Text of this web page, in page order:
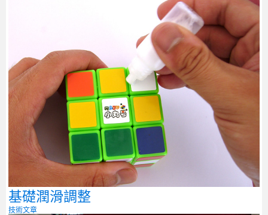
基礎潤滑調整
技術文章